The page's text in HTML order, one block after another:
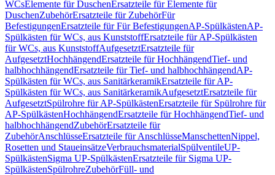
WCsElemente für DuschenErsatzteile für Elemente für
DuschenZubehörErsatzteile für ZubehörFür
BefestigungenErsatzteile für Für BefestigungenAP-SpülkästenAP-
Spülkästen für WCs, aus KunststoffErsatzteile für AP-Spülkästen
für WCs, aus KunststoffAufgesetztErsatzteile für
AufgesetztHochhängendErsatzteile für HochhängendTief- und
halbhochhängendErsatzteile für Tief- und halbhochhängendAP-
Spülkästen für WCs, aus SanitärkeramikErsatzteile für AP-
Spülkästen für WCs, aus SanitärkeramikAufgesetztErsatzteile für
AufgesetztSpülrohre für AP-SpülkästenErsatzteile für Spülrohre für
AP-SpülkästenHochhängendErsatzteile für HochhängendTief- und
halbhochhängendZubehörErsatzteile für
ZubehörAnschlüsseErsatzteile für AnschlüsseManschettenNippel,
Rosetten und StaueinsätzeVerbrauchsmaterialSpülventileUP-
SpülkästenSigma UP-SpülkästenErsatzteile für Sigma UP-
SpülkästenSpülrohreZubehörFüll- und